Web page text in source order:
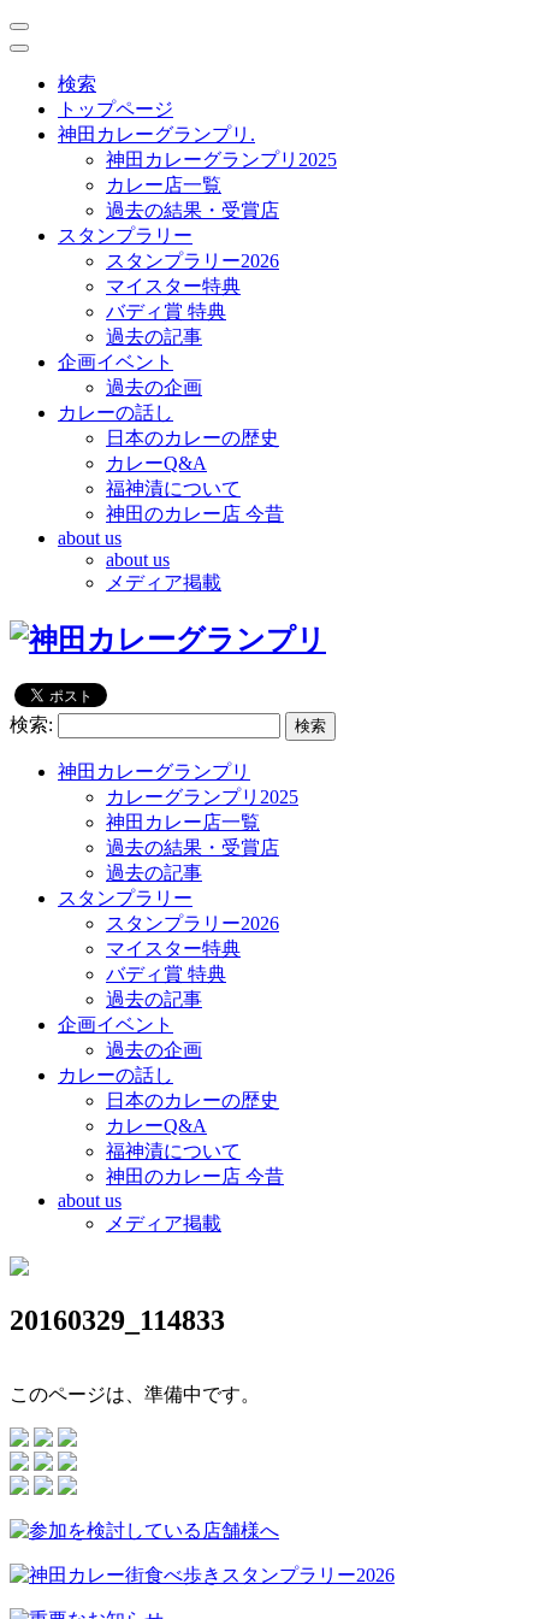
toggle
navigation
toggle
navigation
検索
トップページ
神田カレーグランプリ.
神田カレーグランプリ2025
カレー店一覧
過去の結果・受賞店
スタンプラリー
スタンプラリー2026
マイスター特典
バディ賞 特典
過去の記事
企画イベント
過去の企画
カレーの話し
日本のカレーの歴史
カレーQ&A
福神漬について
神田のカレー店 今昔
about us
about us
メディア掲載
検索:
神田カレーグランプリ
カレーグランプリ2025
神田カレー店一覧
過去の結果・受賞店
過去の記事
スタンプラリー
スタンプラリー2026
マイスター特典
バディ賞 特典
過去の記事
企画イベント
過去の企画
カレーの話し
日本のカレーの歴史
カレーQ&A
福神漬について
神田のカレー店 今昔
about us
メディア掲載
20160329_114833
このページは、準備中です。